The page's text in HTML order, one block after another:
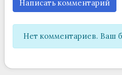
Написать комментарий
Нет комментариев. Ваш